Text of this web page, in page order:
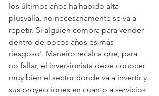
los últimos años ha habido alta
plusvalía, no necesariamente se va a
repetir. Si alguien compra para vender
dentro de pocos años es más
riesgoso'. Maneiro recalca que, para
no fallar, el inversionista debe conocer
muy bien el sector donde va a invertir y
sus proyecciones en cuanto a servicios